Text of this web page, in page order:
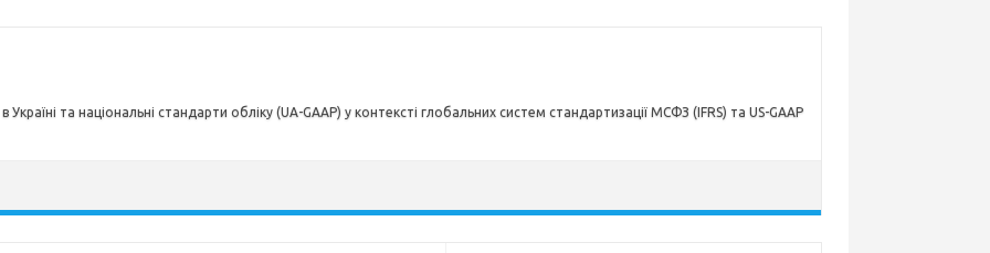
та національні стандарти обліку (UA-GAAP) у контексті глобальних систем стандартизації МСФЗ (IFRS) та US-GAAP